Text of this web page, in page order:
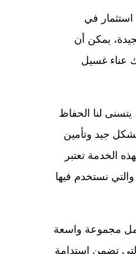
في
يمكن أن
عناء غسيل
يتسنى لنا الحفاظ
جيد وتأمين
الخدمة تعتبر
والتي نستخدم فيها
مجموعة واسعة
تضمن استدامة